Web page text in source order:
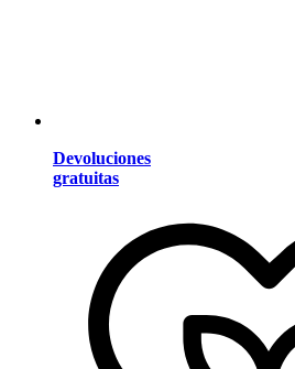
Devoluciones
gratuitas